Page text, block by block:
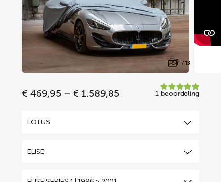
1 / 13
€ 469,95 – € 1.589,85Price
1 beoordeling